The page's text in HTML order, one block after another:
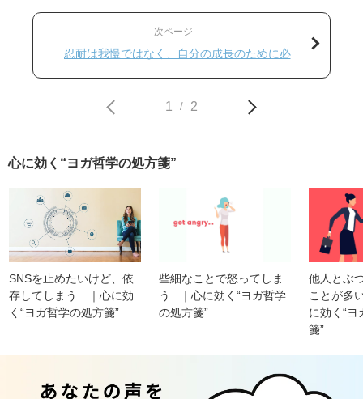
次ページ
忍耐は我慢ではなく、自分の成長のために必要
1 / 2
心に効く“ヨガ哲学の処方箋”
SNSを止めたいけど、依
存してしまう…｜心に効
く“ヨガ哲学の処方箋”
些細なことで怒ってしま
う...｜心に効く“ヨガ哲学
の処方箋”
他人とぶ
ことが多
に効く“
箋”